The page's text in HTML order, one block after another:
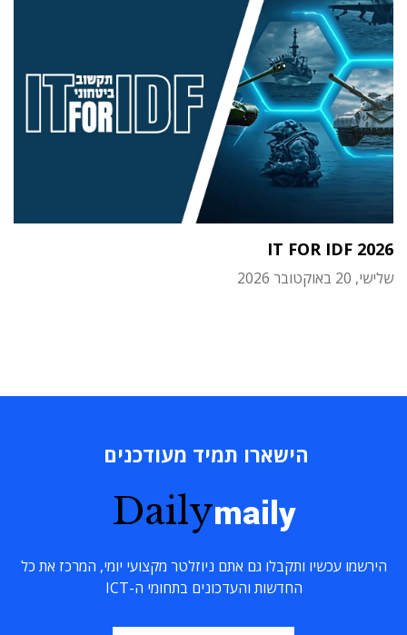
IT FOR IDF 2026
שלישי, 20 באוקטובר 2026
הישארו תמיד מעודכנים
Dailymaily
הירשמו עכשיו ותקבלו גם אתם ניוזלטר מקצועי יומי, המרכז את כל
החדשות והעדכונים בתחומי ה-ICT